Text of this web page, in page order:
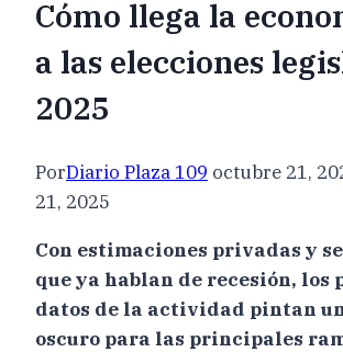
Cómo llega la
a las elecciones
2025
PorDiario Plaza 109 octubre 21,
21, 2025
Con estimaciones privadas y
que ya hablan de recesión, los
datos de la actividad pintan
oscuro para las principales